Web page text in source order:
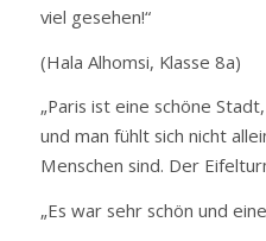
viel gesehen!“
(Hala Alhomsi, Klasse 8a)
„Paris ist eine schöne
und man fühlt sich nicht
Menschen sind. Der
„Es war sehr schön und